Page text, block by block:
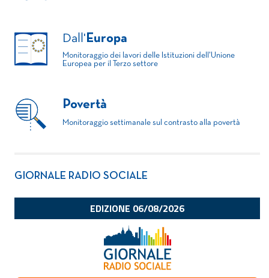
Dall' Europa
Monitoraggio dei lavori delle Istituzioni dell'Unione
Europea per il Terzo settore
Povertà
Monitoraggio settimanale sul contrasto alla povertà
GIORNALE RADIO SOCIALE